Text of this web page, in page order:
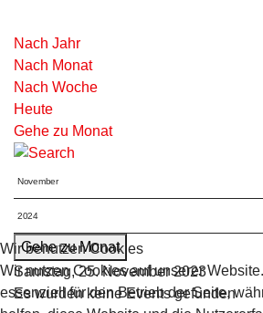
Nach Jahr
Nach Monat
Nach Woche
Heute
Gehe zu Monat
Gehe zu Monat
Samstag, 25. November 2023
Es wurden keine Events gefunden
Wir benutzen Cookies
Wir nutzen Cookies auf unserer
essenziell für den Betrieb der Seite,